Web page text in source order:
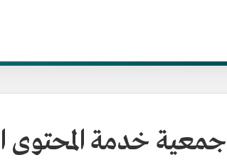
جمعية خدمة المحتوى